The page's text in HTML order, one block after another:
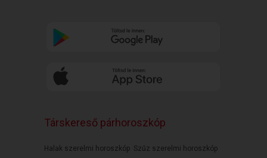
Társkereső párhoroszkóp
Halak szerelmi horoszkóp Szűz szerelmi horoszkóp